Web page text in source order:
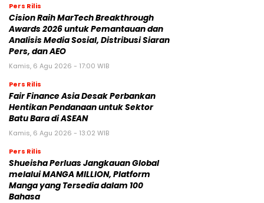
Pers Rilis
Cision Raih MarTech Breakthrough
Awards 2026 untuk Pemantauan dan
Analisis Media Sosial, Distribusi Siaran
Pers, dan AEO
Kamis, 6 Agu 2026 - 17:00 WIB
Pers Rilis
Fair Finance Asia Desak Perbankan
Hentikan Pendanaan untuk Sektor
Batu Bara di ASEAN
Kamis, 6 Agu 2026 - 13:02 WIB
Pers Rilis
Shueisha Perluas Jangkauan Global
melalui MANGA MILLION, Platform
Manga yang Tersedia dalam 100
Bahasa